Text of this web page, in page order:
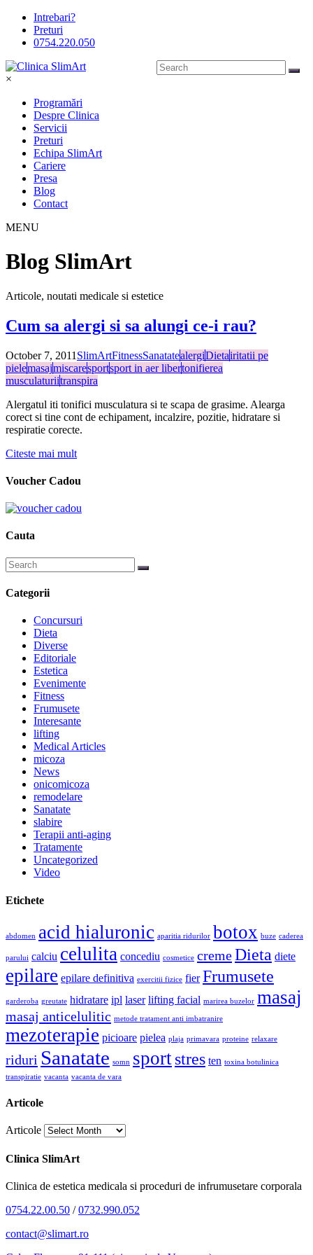
Intrebari?
Preturi
0754.220.050
×
Programări
Despre Clinica
Servicii
Preturi
Echipa SlimArt
Cariere
Presa
Blog
Contact
MENU
Blog SlimArt
Articole, noutati medicale si estetice
Cum sa alergi si sa alungi ce-i rau?
October 7, 2011 SlimArtFitnessSanatatealergiDietairitatii pe
pielemasajmiscaresportsport in aer libertonifierea
musculaturiitranspira
Alergatul iti tonifici musculatura si te scapa de grasime. Alearga
corect si tine cont de echipament, incalzire, pozitie, hidratare si
respiratie corecte.
Citeste mai mult
Voucher Cadou
Cauta
Categorii
Concursuri
Dieta
Diverse
Editoriale
Estetica
Evenimente
Fitness
Frumusete
Interesante
lifting
Medical Articles
micoza
News
onicomicoza
remodelare
Sanatate
slabire
Terapii anti-aging
Tratamente
Uncategorized
Video
Etichete
abdomen acid hialuronic aparitia ridurilor botox buze caderea
parului calciu celulita concediu cosmetice cremeDieta diete
epilare epilare definitiva exercitii fizice fier Frumusete
garderoba greutate hidratare ipl laser lifting facial marirea buzelor masaj
masaj anticelulitic metode tratament anti imbatranire
mezoterapie picioare pielea plaja primavara proteine relaxare
riduri Sanatate somn sportstres ten toxina botulinica
transpiratie vacanta vacanta de vara
Articole
Articole
Clinica SlimArt
Clinica de estetica medicala si proceduri de infrumusetare corporala
0754.22.00.50 /0732.990.052
contact@slimart.ro